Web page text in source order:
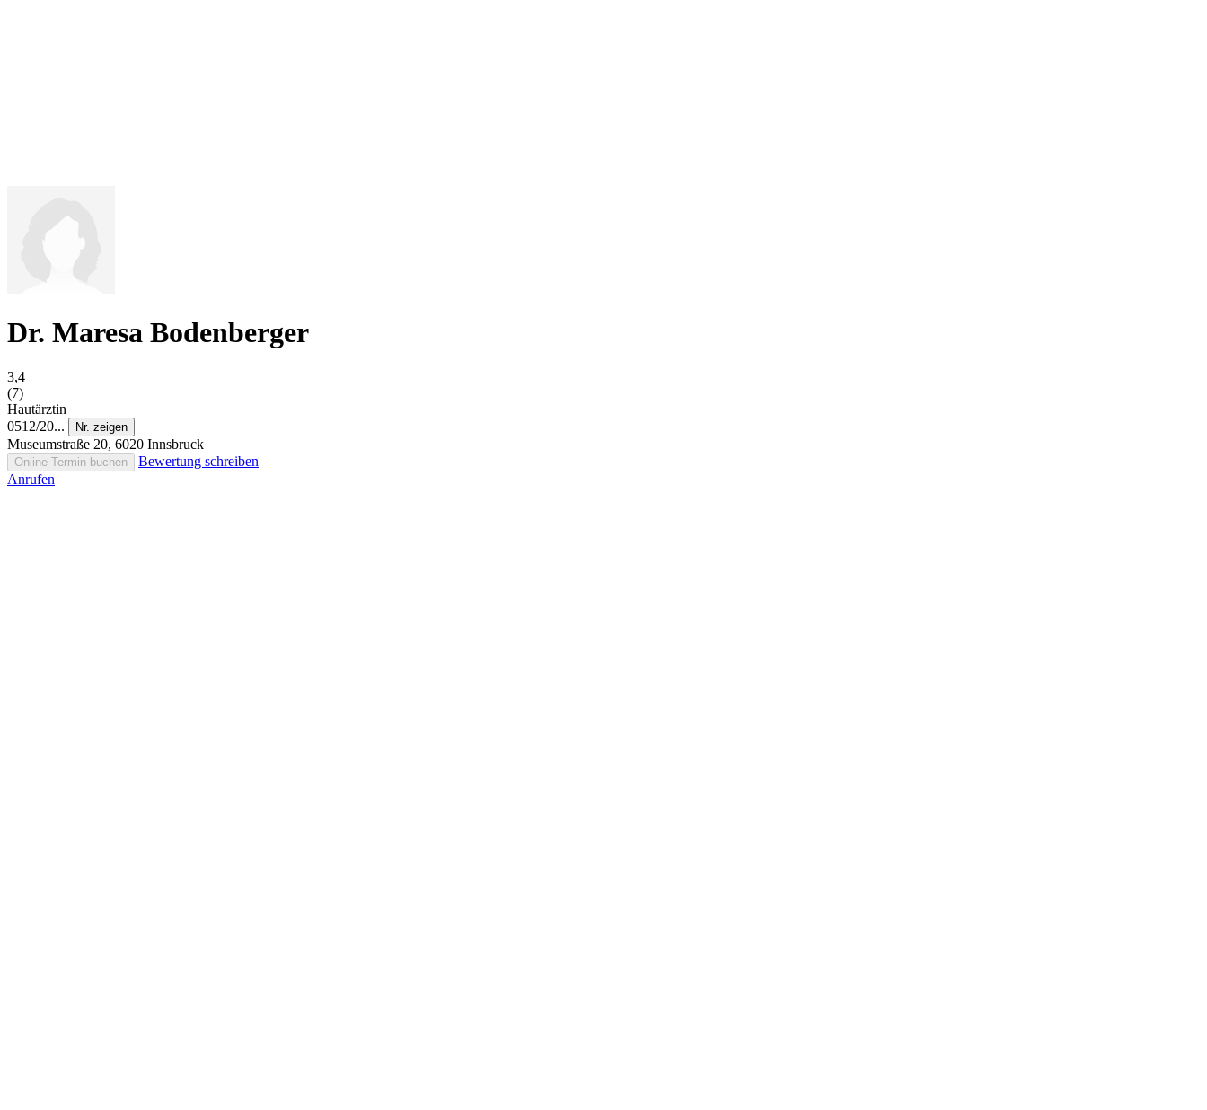
Dr. Maresa Bodenberger
3,4
(7)
Hautärztin
0512/20...
Nr. zeigen
Museumstraße 20, 6020 Innsbruck
Online-Termin buchen
Bewertung schreiben
Anrufen